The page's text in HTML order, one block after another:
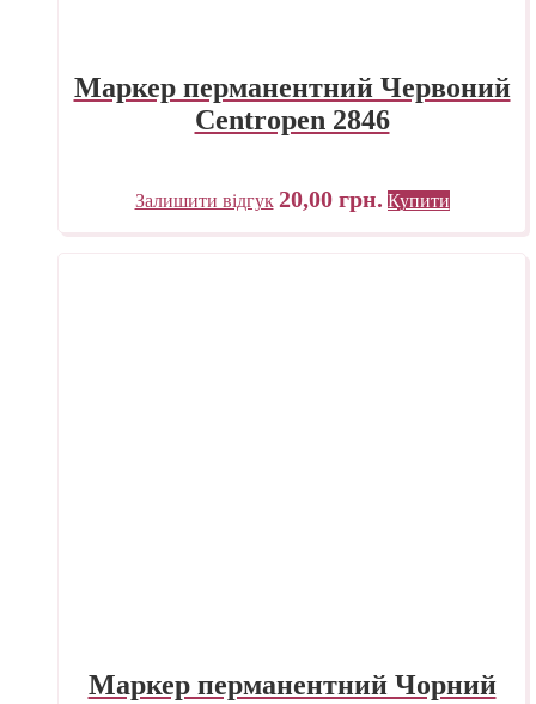
Маркер перманентний Червоний
Centropen 2846
Залишити відгук 20,00 грн. Купити
Маркер перманентний Чорний